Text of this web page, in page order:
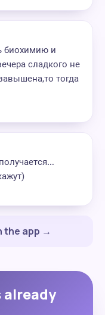
биохимию и
сладкого не
тогда
the app →
already